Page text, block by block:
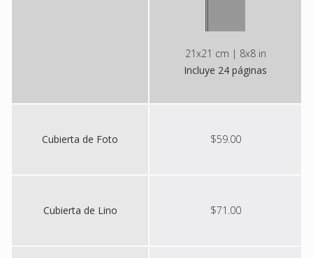
21x21 cm | 8x8 in
Incluye 24 páginas
Cubierta de Foto $59.00
Cubierta de Lino $71.00